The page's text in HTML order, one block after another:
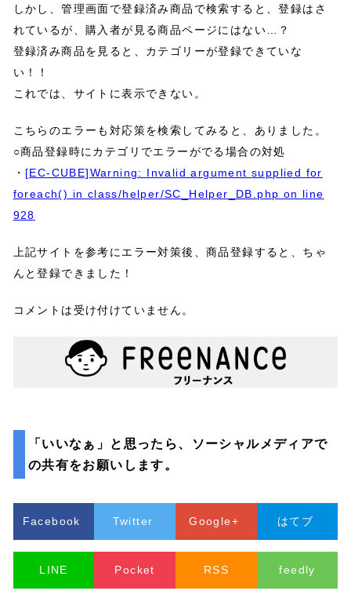
しかし、管理画面で登録済み商品で検索すると、登録はさ
れているが、購入者が見る商品ページにはない…？
登録済み商品を見ると、カテゴリーが登録できていな
い！！
これでは、サイトに表示できない。
こちらのエラーも対応策を検索してみると、ありました。
○商品登録時にカテゴリでエラーがでる場合の対処
・ [EC-CUBE]Warning: Invalid argument supplied for
foreach() in class/helper/SC_Helper_DB.php on line
928
上記サイトを参考にエラー対策後、商品登録すると、ちゃ
んと登録できました！
コメントは受け付けていません。
「いいなぁ」と思ったら、ソーシャルメディアで
の共有をお願いします。
Facebook Twitter Google+ はてブ
LINE Pocket RSS feedly